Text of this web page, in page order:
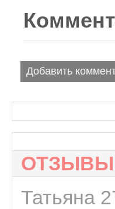
Добавить
ОТЗЫВЫ
Татьяна